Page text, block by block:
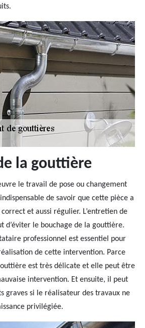
la gouttière
le travail de pose ou changement
de savoir que cette pièce a
et aussi régulier. L’entretien de
d’éviter le bouchage de la gouttière.
professionnel est essentiel pour
de cette intervention. Parce
est très délicate et elle peut être
intervention. Et ensuite, il peut
graves si le réalisateur des travaux ne
privilégiée.